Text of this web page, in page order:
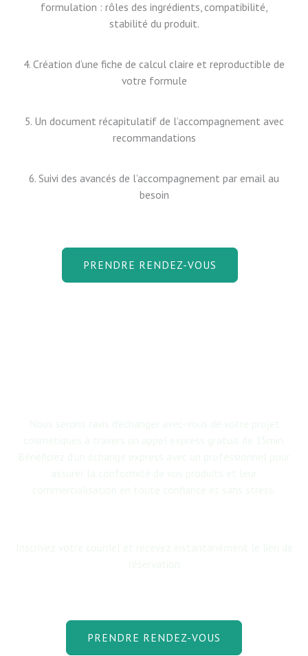
formulation : rôles des ingrédients, compatibilité,
stabilité du produit.
4. Création d’une fiche de calcul claire et reproductible de
votre formule
5. Un document récapitulatif de l’accompagnement avec
recommandations
6. Suivi des avancés de l’accompagnement par email au
besoin
PRENDRE RENDEZ-VOUS
PRENDRE RENDEZ-VOUS